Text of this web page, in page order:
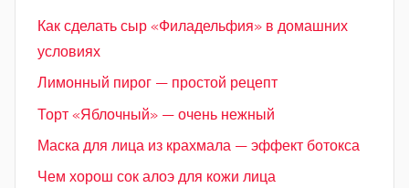
Как сделать сыр «Филадельфия» в домашних
условиях
Лимонный пирог — простой рецепт
Торт «Яблочный» — очень нежный
Маска для лица из крахмала — эффект ботокса
Чем хорош сок алоэ для кожи лица